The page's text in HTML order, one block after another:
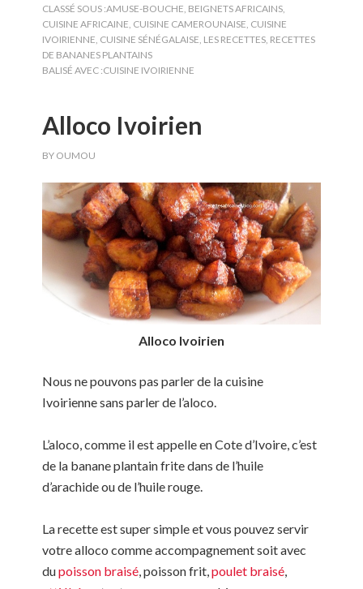
CLASSÉ SOUS :AMUSE-BOUCHE, BEIGNETS AFRICAINS,
CUISINE AFRICAINE, CUISINE CAMEROUNAISE, CUISINE
IVOIRIENNE, CUISINE SÉNÉGALAISE, LES RECETTES, RECETTES
DE BANANES PLANTAINS
BALISÉ AVEC :CUISINE IVOIRIENNE
Alloco Ivoirien
BY OUMOU
Alloco Ivoirien
Nous ne pouvons pas parler de la cuisine
Ivoirienne sans parler de l’aloco.
L’aloco, comme il est appelle en Cote d’Ivoire, c’est
de la banane plantain frite dans de l’huile
d’arachide ou de l’huile rouge.
La recette est super simple et vous pouvez servir
votre alloco comme accompagnement soit avec
dupoisson braisé , poisson frit,poulet braisé